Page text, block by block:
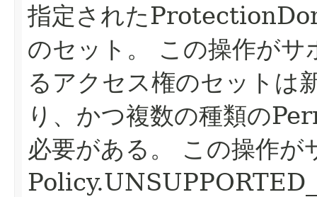
指定された
のセット。
この操作がサ
るアクセス権のセットは
り、かつ複数の種類の
必要がある。
この操作が